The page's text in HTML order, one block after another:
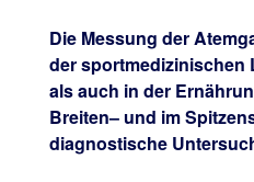
Die Messung der
der
als auch in der
Breiten– und im
diagnostische